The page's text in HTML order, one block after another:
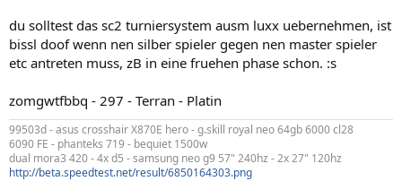
du solltest das sc2 turniersystem ausm luxx uebernehmen, ist
bissl doof wenn nen silber spieler gegen nen master spieler
etc antreten muss, zB in eine fruehen phase schon. :s
zomgwtfbbq - 297 - Terran - Platin
99503d - asus crosshair X870E hero - g.skill royal neo 64gb 6000 cl28
6090 FE - phanteks 719 - bequiet 1500w
dual mora3 420 - 4x d5 - samsung neo g9 57" 240hz - 2x 27" 120hz
http://beta.speedtest.net/result/6850164303.png